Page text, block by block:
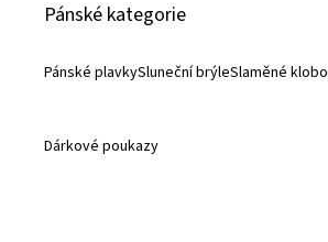
Pánské kategorie
Pánské plavkySluneční brýleSlaměné
Dárkové poukazy